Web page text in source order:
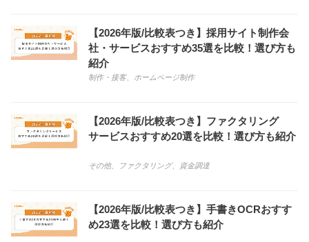
【2026年版/比較表つき】採用サイト制作会
社・サービスおすすめ35選を比較！選び方も
紹介
制作・接客、 ホームページ制作
【2026年版/比較表つき】ファクタリング
サービスおすすめ20選を比較！選び方も紹介
その他、 ファクタリング、 資金調達
【2026年版/比較表つき】手書きOCRおすす
め23選を比較！選び方も紹介